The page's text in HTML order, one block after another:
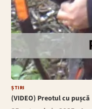
ȘTIRI
(VIDEO) Preotul cu pușcă